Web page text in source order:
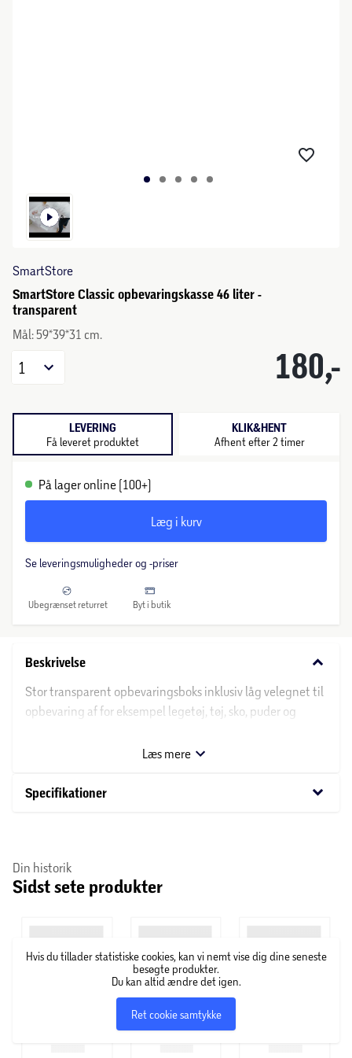
SmartStore
SmartStore Classic opbevaringskasse 46 liter -
transparent
Mål: 59*39*31 cm.
180,-
1
LEVERING
Få leveret produktet
KLIK&HENT
Afhent efter 2 timer
På lager online (100+)
Læg i kurv
Se leveringsmuligheder og -priser
Ubegrænset returret Byt i butik
Beskrivelse keyboard_arrow_down
Stor transparent opbevaringsboks inklusiv låg velegnet til
opbevaring af for eksempel legetøj, tøj, sko, puder og
hinanden uden låg. Boksen har stærke clips, som holder
Læs mere
Specifikationer keyboard_arrow_down
Din historik
Sidst sete produkter
Hvis du tillader statistiske cookies, kan vi nemt vise dig dine seneste
besøgte produkter.
Du kan altid ændre det igen.
Ret cookie samtykke